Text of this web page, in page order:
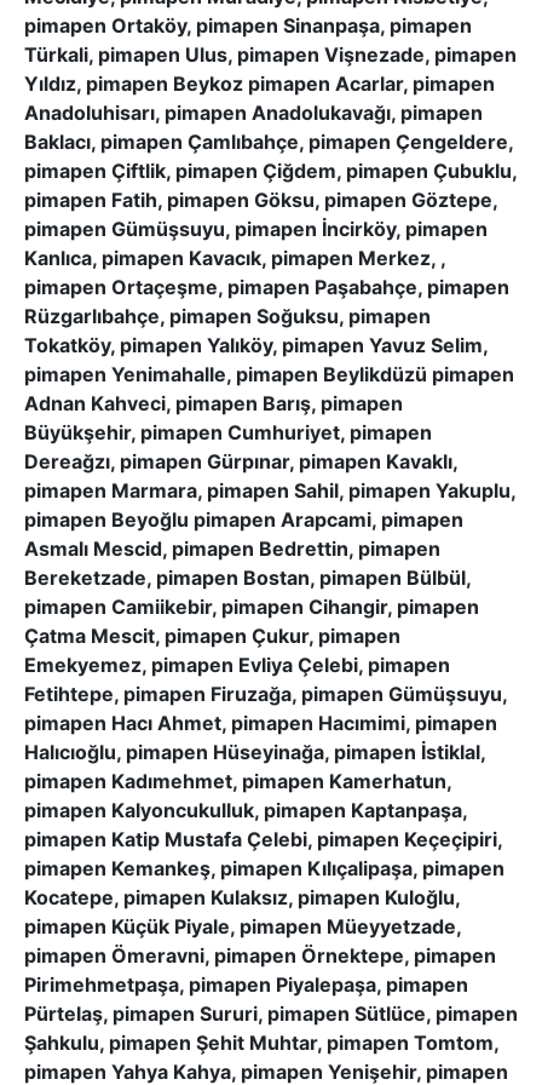
pimapen Ortaköy, pimapen Sinanpaşa, pimapen
Türkali, pimapen Ulus, pimapen Vişnezade, pimapen
Yıldız, pimapen Beykoz pimapen Acarlar, pimapen
Anadoluhisarı, pimapen Anadolukavağı, pimapen
Baklacı, pimapen Çamlıbahçe, pimapen Çengeldere,
pimapen Çiftlik, pimapen Çiğdem, pimapen Çubuklu,
pimapen Fatih, pimapen Göksu, pimapen Göztepe,
pimapen Gümüşsuyu, pimapen İncirköy, pimapen
Kanlıca, pimapen Kavacık, pimapen Merkez, ,
pimapen Ortaçeşme, pimapen Paşabahçe, pimapen
Rüzgarlıbahçe, pimapen Soğuksu, pimapen
Tokatköy, pimapen Yalıköy, pimapen Yavuz Selim,
pimapen Yenimahalle, pimapen Beylikdüzü pimapen
Adnan Kahveci, pimapen Barış, pimapen
Büyükşehir, pimapen Cumhuriyet, pimapen
Dereağzı, pimapen Gürpınar, pimapen Kavaklı,
pimapen Marmara, pimapen Sahil, pimapen Yakuplu,
pimapen Beyoğlu pimapen Arapcami, pimapen
Asmalı Mescid, pimapen Bedrettin, pimapen
Bereketzade, pimapen Bostan, pimapen Bülbül,
pimapen Camiikebir, pimapen Cihangir, pimapen
Çatma Mescit, pimapen Çukur, pimapen
Emekyemez, pimapen Evliya Çelebi, pimapen
Fetihtepe, pimapen Firuzağa, pimapen Gümüşsuyu,
pimapen Hacı Ahmet, pimapen Hacımimi, pimapen
Halıcıoğlu, pimapen Hüseyinağa, pimapen İstiklal,
pimapen Kadımehmet, pimapen Kamerhatun,
pimapen Kalyoncukulluk, pimapen Kaptanpaşa,
pimapen Katip Mustafa Çelebi, pimapen Keçeçipiri,
pimapen Kemankeş, pimapen Kılıçalipaşa, pimapen
Kocatepe, pimapen Kulaksız, pimapen Kuloğlu,
pimapen Küçük Piyale, pimapen Müeyyetzade,
pimapen Ömeravni, pimapen Örnektepe, pimapen
Pirimehmetpaşa, pimapen Piyalepaşa, pimapen
Pürtelaş, pimapen Sururi, pimapen Sütlüce, pimapen
Şahkulu, pimapen Şehit Muhtar, pimapen Tomtom,
pimapen Yahya Kahya, pimapen Yenişehir, pimapen